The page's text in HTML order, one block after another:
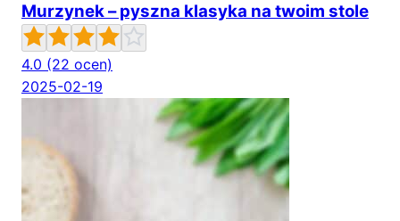
Murzynek – pyszna klasyka na twoim stole
4.0 (22 ocen)
2025-02-19